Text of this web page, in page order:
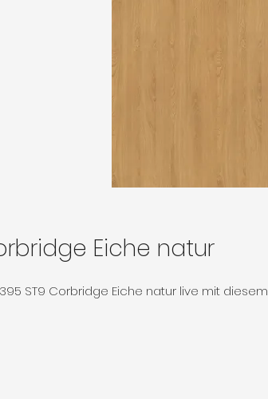
Eiche natur
ST9 Corbridge Eiche natur live mit diesem